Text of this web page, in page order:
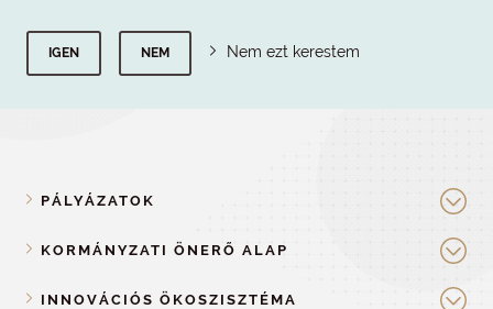
IGEN NEM Nem ezt kerestem
PÁLYÁZATOK
KORMÁNYZATI ÖNERŐ ALAP
INNOVÁCIÓS ÖKOSZISZTÉMA